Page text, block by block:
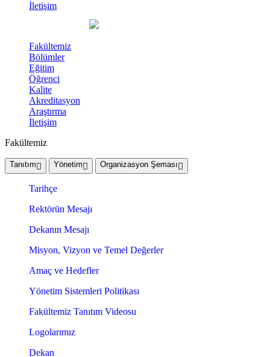
İletişim
Fakültemiz
Bölümler
Eğitim
Öğrenci
Kalite
Akreditasyon
Araştırma
İletişim
Fakültemiz
Tanıtım Yönetim Organizasyon Şeması
Tarihçe
Rektörün Mesajı
Dekanın Mesajı
Misyon, Vizyon ve Temel Değerler
Amaç ve Hedefler
Yönetim Sistemleri Politikası
Fakültemiz Tanıtım Videosu
Logolarımız
Dekan